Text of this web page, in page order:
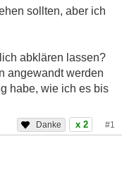
sollten, aber ich
abklären lassen?
angewandt werden
habe, wie ich es bis
x 2 #1